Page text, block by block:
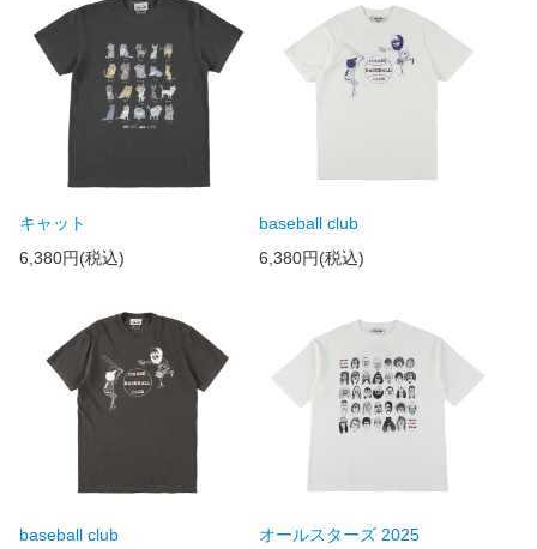
キャット
6,380円(税込)
baseball club
6,380円(税込)
baseball club
オールスターズ 2025